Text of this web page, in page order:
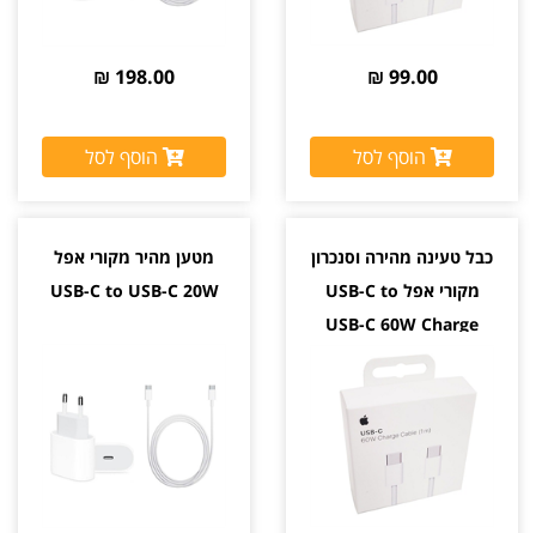
99.00 ₪
הוסף לסל
198.00 ₪
הוסף לסל
כבל טעינה מהירה וסנכרון
מקורי אפל USB-C to
USB-C 60W Charge
מטען מהיר מקורי אפל
USB-C to USB-C 20W